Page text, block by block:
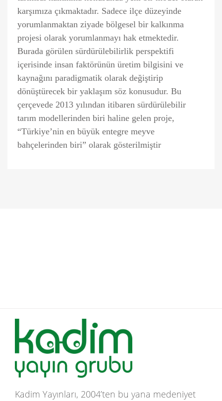
karşımıza çıkmaktadır. Sadece ilçe düzeyinde
yorumlanmaktan ziyade bölgesel bir kalkınma
projesi olarak yorumlanmayı hak etmektedir.
Burada görülen sürdürülebilirlik perspektifi
içerisinde insan faktörünün üretim bilgisini ve
kaynağını paradigmatik olarak değiştirip
dönüştürecek bir yaklaşım söz konusudur. Bu
çerçevede 2013 yılından itibaren sürdürülebilir
tarım modellerinden biri haline gelen proje,
“Türkiye’nin en büyük entegre meyve
bahçelerinden biri” olarak gösterilmiştir
Kadim Yayınları, 2004’ten bu yana medeniyet